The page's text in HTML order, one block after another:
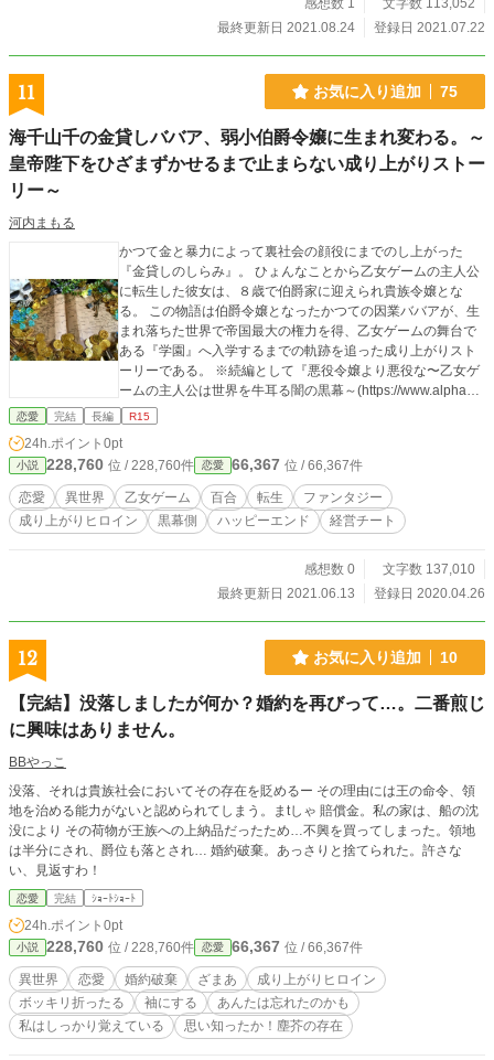
があるおぼっちゃま。ただ惚れ込んだ人間（ピアニー等）は守るためなら金に糸
成長中。 悪名高いシュバルツカッツェ家の次期当主。 気に入ってくれた方はぜ
ひ感想、お気に入り登録よろしくお願いします。 また、こちらはファンタジー
大賞応募作品です。 よろしければ投票もよろしくお願いします。
感想数 1
文字数 113,052
最終更新日 2021.08.24
登録日 2021.07.22
11 お気に入り追加 75
海千山千の金貸しババア、弱小伯爵令嬢に生まれ変わる。～
皇帝陛下をひざまずかせるまで止まらない成り上がりストー
リー～
河内まもる
かつて金と暴力によって裏社会の顔役にまでのし上がった
『金貸しのしらみ』。 ひょんなことから乙女ゲームの主人公
に転生した彼女は、８歳で伯爵家に迎えられ貴族令嬢とな
る。 この物語は伯爵令嬢となったかつての因業ババアが、生
まれ落ちた世界で帝国最大の権力を得、乙女ゲームの舞台で
ある『学園』へ入学するまでの軌跡を追った成り上がりスト
ーリーである。 ※続編として『悪役令嬢より悪役な〜乙女ゲ
ームの主人公は世界を牛耳る闇の黒幕～(https://www.alphapol
is.co.jp/novel/693761111/990498402)がございます。よろし
恋愛 完結 長編 R15
24h.ポイント 0pt
小説 228,760 位 / 228,760件 恋愛 66,367 位 / 66,367件
恋愛 異世界 乙女ゲーム 百合 転生
ファンタジー
成り上がりヒロイン
黒幕側 ハッピーエンド 経営チート
感想数 0
文字数 137,010
最終更新日 2021.06.13
登録日 2020.04.26
12 お気に入り追加 10
【完結】没落しましたが何か？婚約を再びって…。二番煎じ
に興味はありません。
BBやっこ
没落、それは貴族社会においてその存在を貶めるー その理由には王の命令、領
地を治める能力がないと認められてしまう。まtしゃ 賠償金。私の家は、船の沈
没により その荷物が王族への上納品だったため…不興を買ってしまった。領地
は半分にされ、爵位も落とされ… 婚約破棄。あっさりと捨てられた。許さな
い、見返すわ！
恋愛 完結 ｼｮｰﾄｼｮｰﾄ
24h.ポイント 0pt
小説 228,760 位 / 228,760件 恋愛 66,367 位 / 66,367件
異世界 恋愛 婚約破棄 ざまあ
成り上がりヒロイン
ボッキリ折ったる
袖にする
あんたは忘れたのかも
私はしっかり覚えている
思い知ったか！塵芥の存在